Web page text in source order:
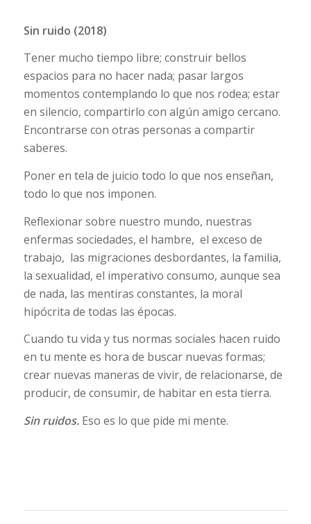
Sin ruido (2018)
Tener mucho tiempo libre; construir bellos
espacios para no hacer nada; pasar largos
momentos contemplando lo que nos rodea; estar
en silencio, compartirlo con algún amigo cercano.
Encontrarse con otras personas a compartir
saberes.
Poner en tela de juicio todo lo que nos enseñan,
todo lo que nos imponen.
Reflexionar sobre nuestro mundo, nuestras
enfermas sociedades, el hambre, el exceso de
trabajo, las migraciones desbordantes, la familia,
la sexualidad, el imperativo consumo, aunque sea
de nada, las mentiras constantes, la moral
hipócrita de todas las épocas.
Cuando tu vida y tus normas sociales hacen ruido
en tu mente es hora de buscar nuevas formas;
crear nuevas maneras de vivir, de relacionarse, de
producir, de consumir, de habitar en esta tierra.
Sin ruidos. Eso es lo que pide mi mente.